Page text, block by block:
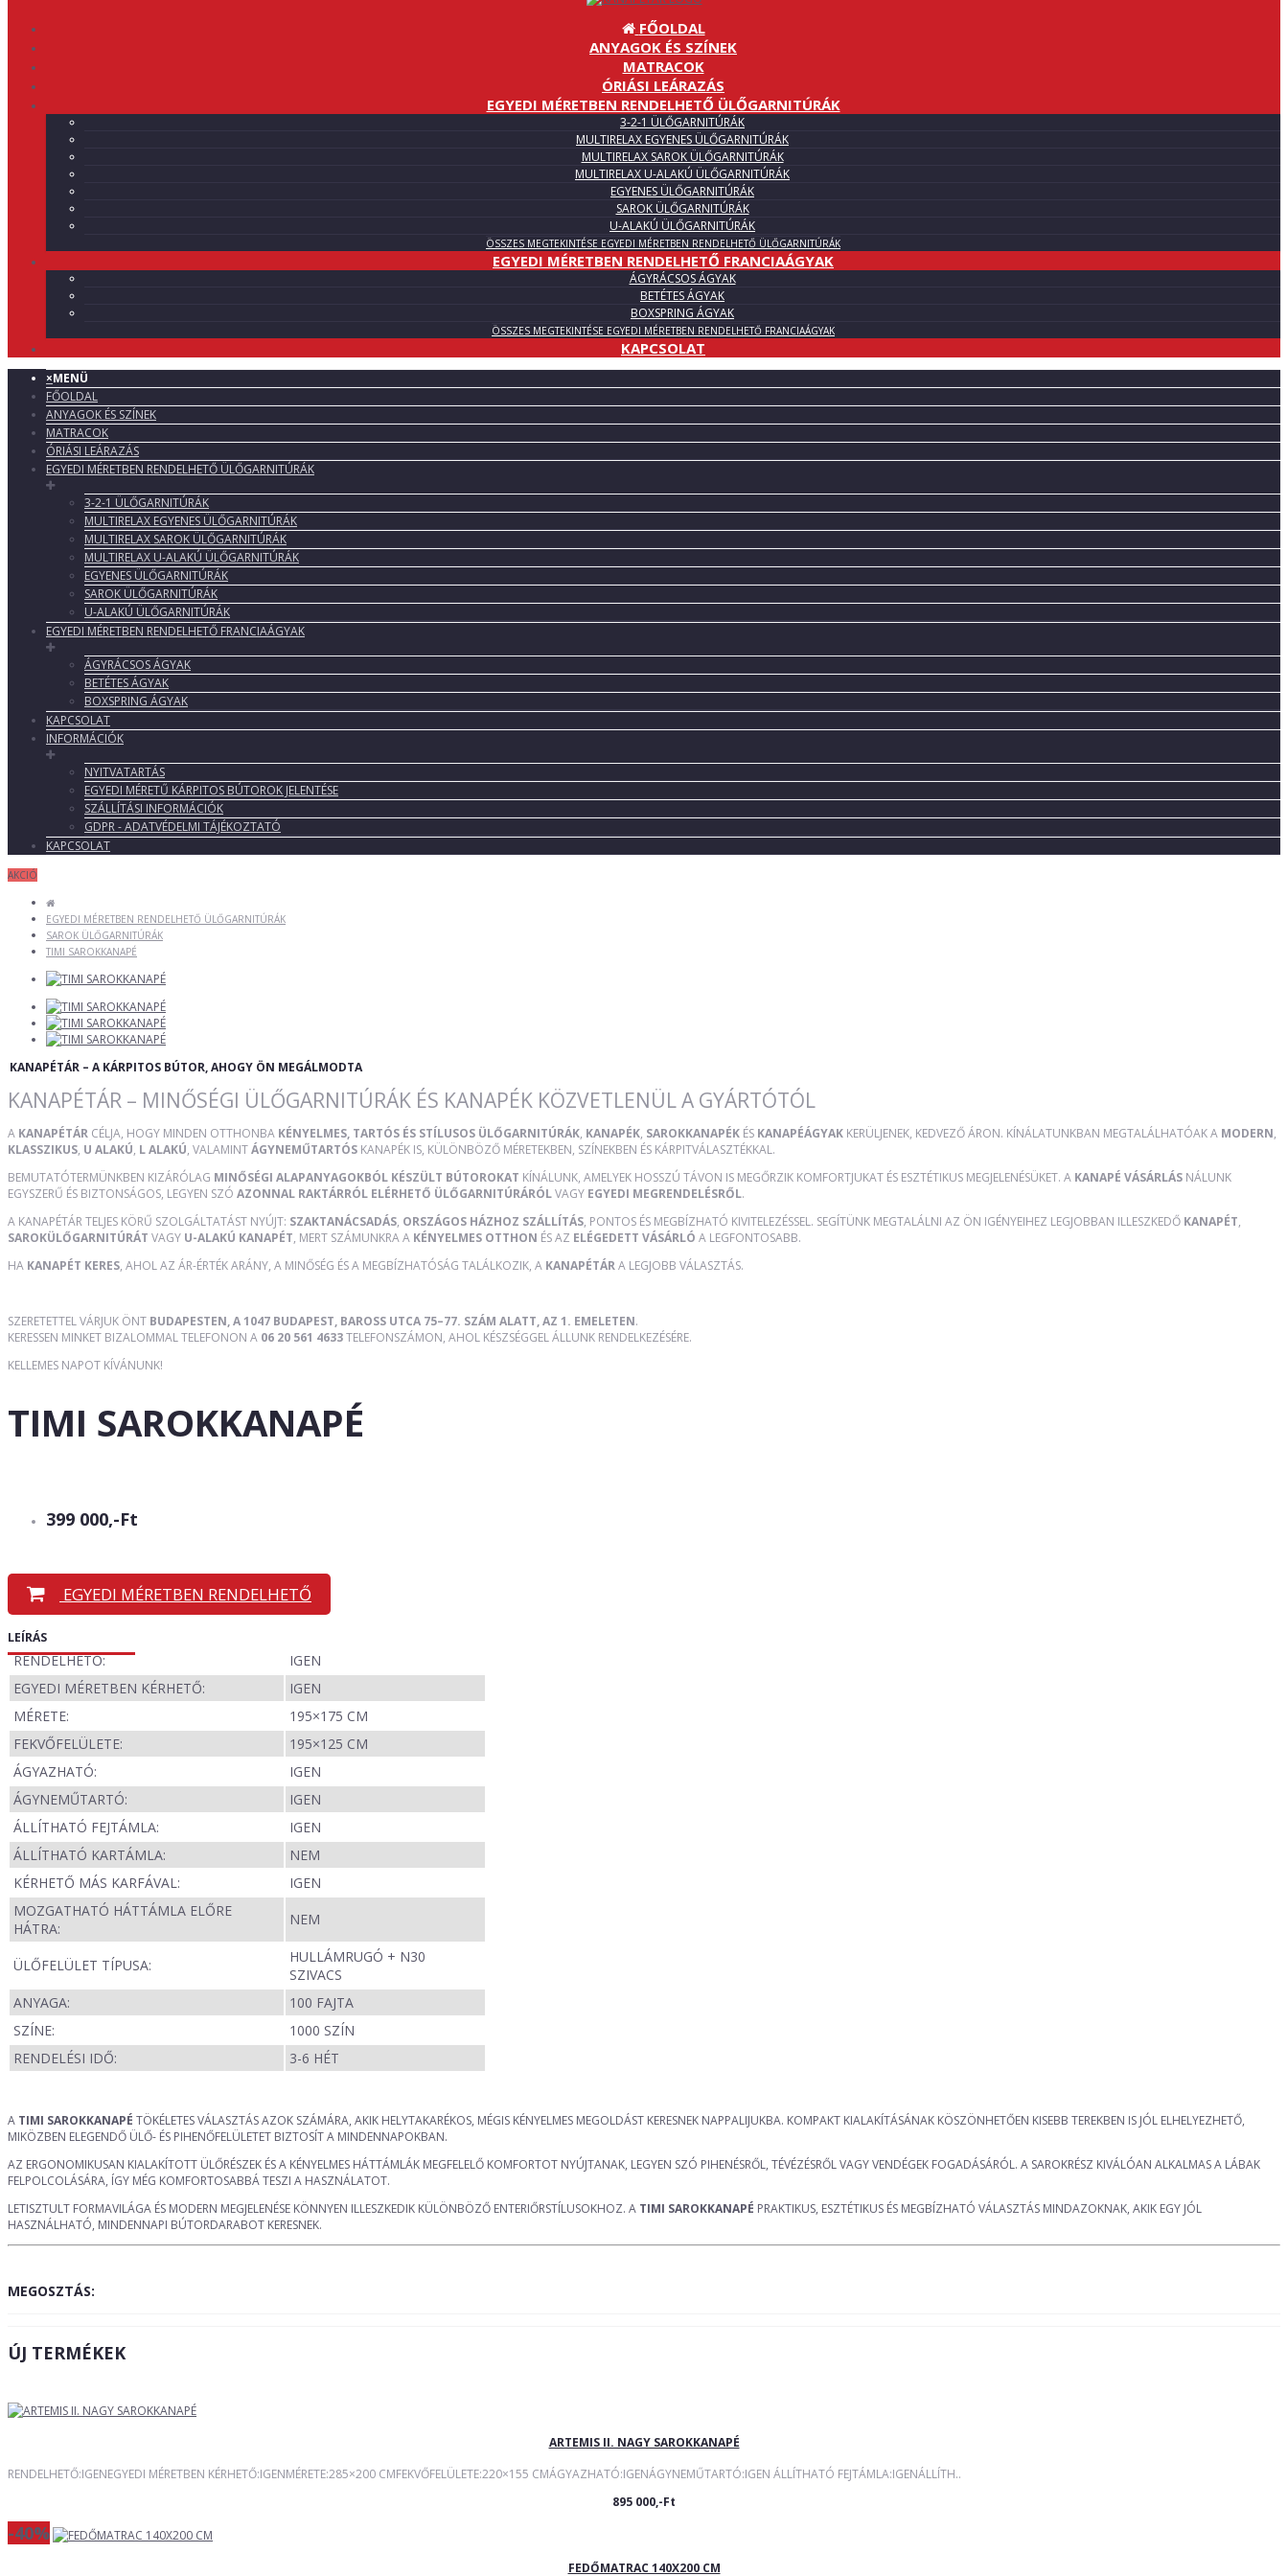
FŐOLDAL
ANYAGOK ÉS SZÍNEK
MATRACOK
ÓRIÁSI LEÁRAZÁS
EGYEDI MÉRETBEN RENDELHETŐ ÜLŐGARNITÚRÁK
3-2-1 ÜLŐGARNITÚRÁK
MULTIRELAX EGYENES ÜLŐGARNITÚRÁK
MULTIRELAX SAROK ÜLŐGARNITÚRÁK
MULTIRELAX U-ALAKÚ ÜLŐGARNITÚRÁK
EGYENES ÜLŐGARNITÚRÁK
SAROK ÜLŐGARNITÚRÁK
U-ALAKÚ ÜLŐGARNITÚRÁK
ÖSSZES MEGTEKINTÉSE EGYEDI MÉRETBEN RENDELHETŐ ÜLŐGARNITÚRÁK
EGYEDI MÉRETBEN RENDELHETŐ FRANCIAÁGYAK
ÁGYRÁCSOS ÁGYAK
BETÉTES ÁGYAK
BOXSPRING ÁGYAK
ÖSSZES MEGTEKINTÉSE EGYEDI MÉRETBEN RENDELHETŐ FRANCIAÁGYAK
KAPCSOLAT
×MENÜ
FŐOLDAL
ANYAGOK ÉS SZÍNEK
MATRACOK
ÓRIÁSI LEÁRAZÁS
EGYEDI MÉRETBEN RENDELHETŐ ÜLŐGARNITÚRÁK
3-2-1 ÜLŐGARNITÚRÁK
MULTIRELAX EGYENES ÜLŐGARNITÚRÁK
MULTIRELAX SAROK ÜLŐGARNITÚRÁK
MULTIRELAX U-ALAKÚ ÜLŐGARNITÚRÁK
EGYENES ÜLŐGARNITÚRÁK
SAROK ÜLŐGARNITÚRÁK
U-ALAKÚ ÜLŐGARNITÚRÁK
EGYEDI MÉRETBEN RENDELHETŐ FRANCIAÁGYAK
ÁGYRÁCSOS ÁGYAK
BETÉTES ÁGYAK
BOXSPRING ÁGYAK
KAPCSOLAT
INFORMÁCIÓK
NYITVATARTÁS
EGYEDI MÉRETŰ KÁRPITOS BÚTOROK JELENTÉSE
SZÁLLÍTÁSI INFORMÁCIÓK
GDPR - ADATVÉDELMI TÁJÉKOZTATÓ
KAPCSOLAT
AKCIÓ
EGYEDI MÉRETBEN RENDELHETŐ ÜLŐGARNITÚRÁK
SAROK ÜLŐGARNITÚRÁK
TIMI SAROKKANAPÉ
KANAPÉTÁR – A KÁRPITOS BÚTOR, AHOGY ÖN MEGÁLMODTA
KANAPÉTÁR – MINŐSÉGI ÜLŐGARNITÚRÁK ÉS KANAPÉK KÖZVETLENÜL A GYÁRTÓTÓL
A KANAPÉTÁR CÉLJA, HOGY MINDEN OTTHONBA KÉNYELMES, TARTÓS ÉS STÍLUSOS ÜLŐGARNITÚRÁK, KANAPÉK, SAROKKANAPÉK ÉS KANAPÉÁGYAK KERÜLJENEK, KEDVEZŐ ÁRON. KÍNÁLATUNKBAN MEGTALÁLHATÓAK A MODERN,
KLASSZIKUS, U ALAKÚ, L ALAKÚ, VALAMINTÁGYNEMŰTARTÓS KANAPÉK IS, KÜLÖNBÖZŐ MÉRETEKBEN, SZÍNEKBEN ÉS KÁRPITVÁLASZTÉKKAL.
BEMUTATÓTERMÜNKBEN KIZÁRÓLAG MINŐSÉGI ALAPANYAGOKBÓL KÉSZÜLT BÚTOROKAT KÍNÁLUNK, AMELYEK HOSSZÚ TÁVON IS MEGŐRZIK KOMFORTJUKAT ÉS ESZTÉTIKUS MEGJELENÉSÜKET. A KANAPÉ VÁSÁRLÁS NÁLUNK
EGYSZERŰ ÉS BIZTONSÁGOS, LEGYEN SZÓ AZONNAL RAKTÁRRÓL ELÉRHETŐ ÜLŐGARNITÚRÁRÓLVAGY EGYEDI MEGRENDELÉSRŐL.
A KANAPÉTÁR TELJES KÖRŰ SZOLGÁLTATÁST NYÚJT: SZAKTANÁCSADÁS, ORSZÁGOS HÁZHOZ SZÁLLÍTÁS, PONTOS ÉS MEGBÍZHATÓ KIVITELEZÉSSEL. SEGÍTÜNK MEGTALÁLNI AZ ÖN IGÉNYEIHEZ LEGJOBBAN ILLESZKEDŐ KANAPÉT,
SAROKÜLŐGARNITÚRÁT VAGY U-ALAKÚ KANAPÉT, MERT SZÁMUNKRA A KÉNYELMES OTTHON ÉS AZ ELÉGEDETT VÁSÁRLÓ A LEGFONTOSABB.
HA KANAPÉT KERES, AHOL AZ ÁR-ÉRTÉK ARÁNY, A MINŐSÉG ÉS A MEGBÍZHATÓSÁG TALÁLKOZIK, A KANAPÉTÁRA LEGJOBB VÁLASZTÁS.
SZERETETTEL VÁRJUK ÖNT BUDAPESTEN, A 1047 BUDAPEST, BAROSS UTCA 75–77. SZÁM ALATT, AZ 1. EMELETEN.
KERESSEN MINKET BIZALOMMAL TELEFONON A 06 20 561 4633TELEFONSZÁMON, AHOL KÉSZSÉGGEL ÁLLUNK RENDELKEZÉSÉRE.
KELLEMES NAPOT KÍVÁNUNK!
TIMI SAROKKANAPÉ
399 000,-Ft
EGYEDI MÉRETBEN RENDELHETŐ
LEÍRÁS
RENDELHETŐ:
IGEN
EGYEDI MÉRETBEN KÉRHETŐ:
IGEN
MÉRETE:
195×175 CM
FEKVŐFELÜLETE:
195×125 CM
ÁGYAZHATÓ:
IGEN
ÁGYNEMŰTARTÓ:
IGEN
ÁLLÍTHATÓ FEJTÁMLA:
IGEN
ÁLLÍTHATÓ KARTÁMLA:
NEM
KÉRHETŐ MÁS KARFÁVAL:
IGEN
MOZGATHATÓ HÁTTÁMLA ELŐRE
HÁTRA:
NEM
ÜLŐFELÜLET TÍPUSA:
HULLÁMRUGÓ + N30
SZIVACS
ANYAGA:
100 FAJTA
SZÍNE:
1000 SZÍN
RENDELÉSI IDŐ:
3-6 HÉT
A TIMI SAROKKANAPÉ TÖKÉLETES VÁLASZTÁS AZOK SZÁMÁRA, AKIK HELYTAKARÉKOS, MÉGIS KÉNYELMES MEGOLDÁST KERESNEK NAPPALIJUKBA. KOMPAKT KIALAKÍTÁSÁNAK KÖSZÖNHETŐEN KISEBB TEREKBEN IS JÓL ELHELYEZHETŐ,
MIKÖZBEN ELEGENDŐ ÜLŐ- ÉS PIHENŐFELÜLETET BIZTOSÍT A MINDENNAPOKBAN.
AZ ERGONOMIKUSAN KIALAKÍTOTT ÜLŐRÉSZEK ÉS A KÉNYELMES HÁTTÁMLÁK MEGFELELŐ KOMFORTOT NYÚJTANAK, LEGYEN SZÓ PIHENÉSRŐL, TÉVÉZÉSRŐL VAGY VENDÉGEK FOGADÁSÁRÓL. A SAROKRÉSZ KIVÁLÓAN ALKALMAS A LÁBAK
FELPOLCOLÁSÁRA, ÍGY MÉG KOMFORTOSABBÁ TESZI A HASZNÁLATOT.
LETISZTULT FORMAVILÁGA ÉS MODERN MEGJELENÉSE KÖNNYEN ILLESZKEDIK KÜLÖNBÖZŐ ENTERIŐRSTÍLUSOKHOZ. A TIMI SAROKKANAPÉ PRAKTIKUS, ESZTÉTIKUS ÉS MEGBÍZHATÓ VÁLASZTÁS MINDAZOKNAK, AKIK EGY JÓL
HASZNÁLHATÓ, MINDENNAPI BÚTORDARABOT KERESNEK.
MEGOSZTÁS:
ÚJ TERMÉKEK
ARTEMIS II. NAGY SAROKKANAPÉ
RENDELHETŐ:IGENEGYEDI MÉRETBEN KÉRHETŐ:IGENMÉRETE:285×200 CMFEKVŐFELÜLETE:220×155 CMÁGYAZHATÓ:IGENÁGYNEMŰTARTÓ:IGEN ÁLLÍTHATÓ FEJTÁMLA:IGENÁLLÍTH..
895 000,-Ft
-40%
FEDŐMATRAC 140X200 CM